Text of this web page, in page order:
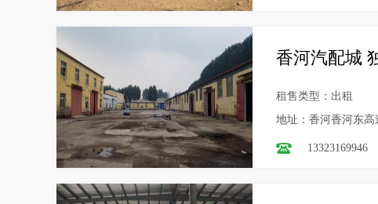
香河汽配城
租售类型：出租
地址：香河香河东高
13323169946